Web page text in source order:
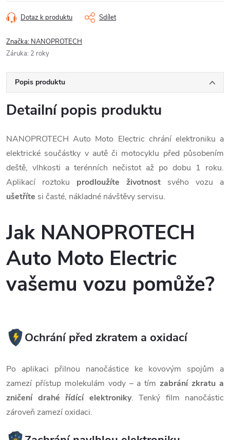
Dotaz k produktu Sdílet
Značka: NANOPROTECH
Záruka: 2 roky
Popis produktu
Detailní popis produktu
NANOPROTECH Auto Moto Electric chrání elektroniku a
elektrické součástky v autě či motocyklu před působením
deště, vlhkosti a terénních nečistot až po dobu 1 roku.
Aplikací roztoku prodloužíte životnost svého vozu a
ušetříte si časté, nákladné návštěvy servisu.
Jak NANOPROTECH
Auto Moto Electric
vašemu vozu pomůže?
Ochrání před zkratem a oxidací
Po aplikaci přilnou nanočástice ke kovovým spojům a
zamezí přístup molekulám vody – a tím zabrání zkratu a
zničení drahé řídící elektroniky. Tenký film nanočástic
zároveň zamezí oxidaci.